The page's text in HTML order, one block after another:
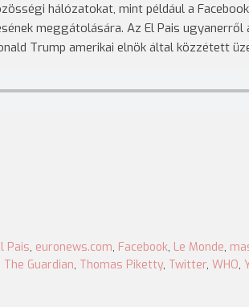
hálózatokat, mint például a
meggátolására. Az El Pais
Trump amerikai elnök által közzétett
Pais, euronews.com, Facebook, Le Monde,
The Guardian, Thomas Piketty, Twitter, WHO,